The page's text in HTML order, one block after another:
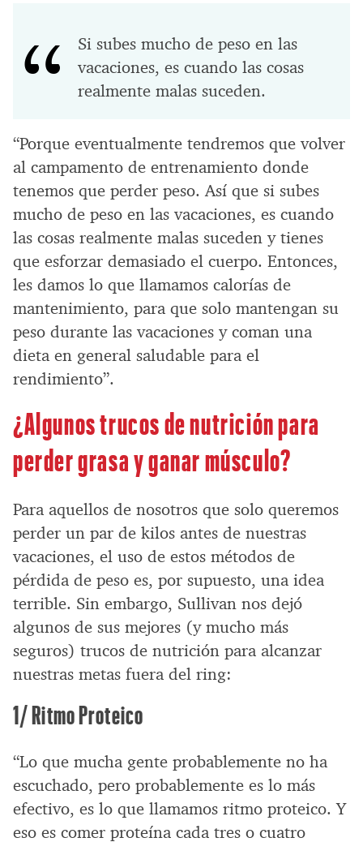
Si subes mucho de peso en las
vacaciones, es cuando las cosas
realmente malas suceden.
“Porque eventualmente tendremos que volver
al campamento de entrenamiento donde
tenemos que perder peso. Así que si subes
mucho de peso en las vacaciones, es cuando
las cosas realmente malas suceden y tienes
que esforzar demasiado el cuerpo. Entonces,
les damos lo que llamamos calorías de
mantenimiento, para que solo mantengan su
peso durante las vacaciones y coman una
dieta en general saludable para el
rendimiento”.
¿Algunos trucos de nutrición para
perder grasa y ganar músculo?
Para aquellos de nosotros que solo queremos
perder un par de kilos antes de nuestras
vacaciones, el uso de estos métodos de
pérdida de peso es, por supuesto, una idea
terrible. Sin embargo, Sullivan nos dejó
algunos de sus mejores (y mucho más
seguros) trucos de nutrición para alcanzar
nuestras metas fuera del ring:
1/ Ritmo Proteico
“Lo que mucha gente probablemente no ha
escuchado, pero probablemente es lo más
efectivo, es lo que llamamos ritmo proteico. Y
eso es comer proteína cada tres o cuatro